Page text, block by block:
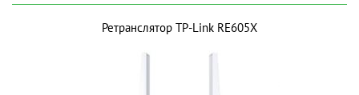
Ретранслятор TP-Link RE605X